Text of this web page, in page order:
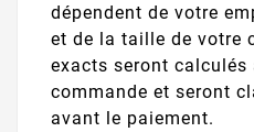
dépendent de votre
et de la taille de votre
exacts seront calculés
commande et seront
avant le paiement.